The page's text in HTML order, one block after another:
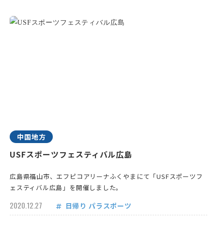
中国地方
USFスポーツフェスティバル広島
広島県福山市、エフピコアリーナふくやまにて「USFスポーツフ
ェスティバル広島」を開催しました。
2020.12.27 日帰り パラスポーツ